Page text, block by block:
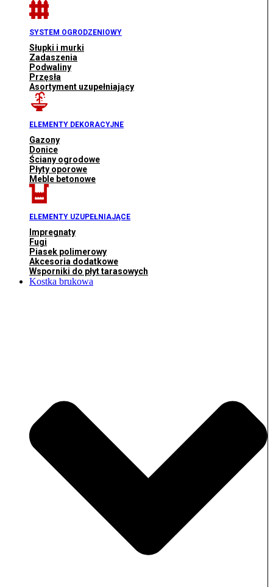
SYSTEM OGRODZENIOWY
Słupki i murki
Zadaszenia
Podwaliny
Przęsła
Asortyment uzupełniający
ELEMENTY DEKORACYJNE
Gazony
Donice
Ściany ogrodowe
Płyty oporowe
Meble betonowe
ELEMENTY UZUPEŁNIAJĄCE
Impregnaty
Fugi
Piasek polimerowy
Akcesoria dodatkowe
Wsporniki do płyt tarasowych
Kostka brukowa